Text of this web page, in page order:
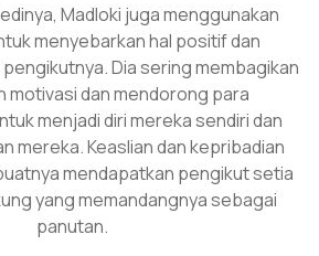
Madloki juga menggunakan
menyebarkan hal positif dan
Dia sering membagikan
motivasi dan mendorong para
menjadi diri mereka sendiri dan
mereka. Keaslian dan kepribadian
mendapatkan pengikut setia
yang memandangnya sebagai
panutan.